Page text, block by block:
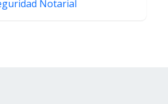
Notarial